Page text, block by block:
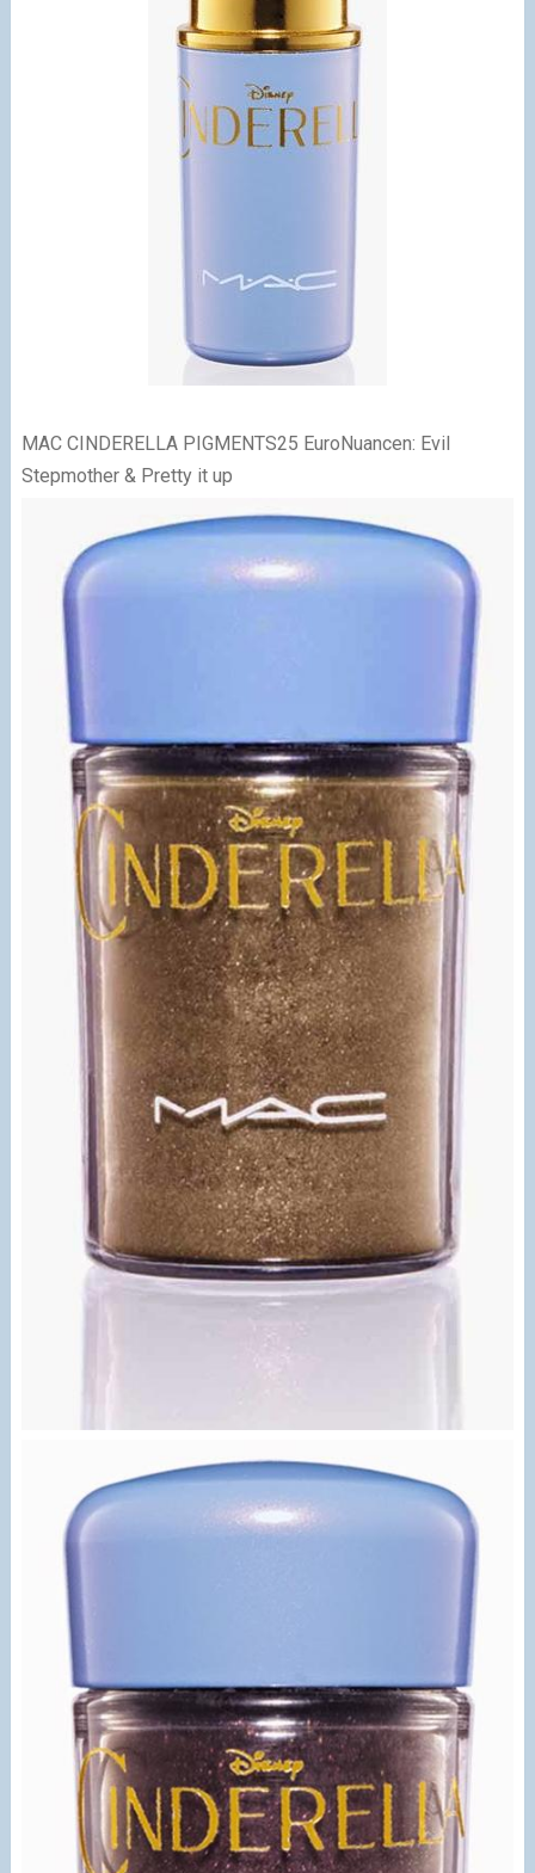
MAC CINDERELLA PIGMENTS25 EuroNuancen: Evil
Stepmother & Pretty it up